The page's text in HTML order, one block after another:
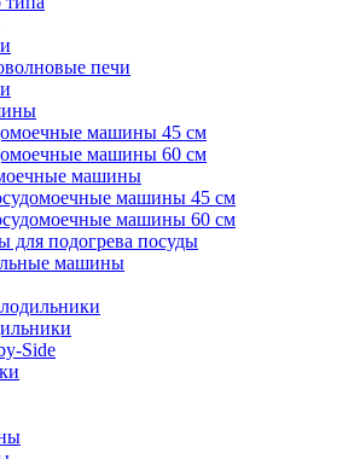
печи
машины 45 см
машины 60 см
машины
машины 45 см
машины 60 см
для подогрева посуды
машины
Side